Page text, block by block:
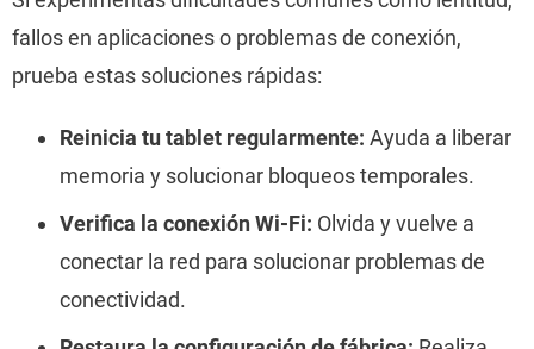
fallos en aplicaciones o problemas de conexión,
prueba estas soluciones rápidas:
Reinicia tu tablet regularmente: Ayuda a liberar
memoria y solucionar bloqueos temporales.
Verifica la conexión Wi-Fi: Olvida y vuelve a
conectar la red para solucionar problemas de
conectividad.